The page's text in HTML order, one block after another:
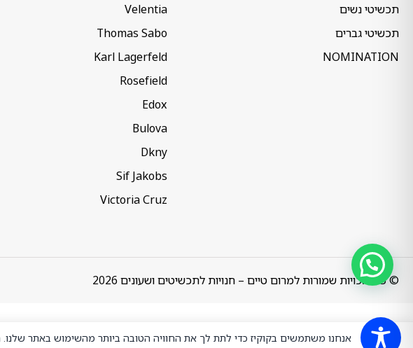
תכשיטי נשים
תכשיטי גברים
NOMINATION
Velentia
Thomas Sabo
Karl Lagerfeld
Rosefield
Edox
Bulova
Dkny
Sif Jakobs
Victoria Cruz
© כל הזכויות שמורות למרום טיים – חנויות לתכשיטים ושעונים 2026
אנחנו משתמשים בקוקיז כדי לתת לך את החוויה הטובה ביותר מהשימוש באתר